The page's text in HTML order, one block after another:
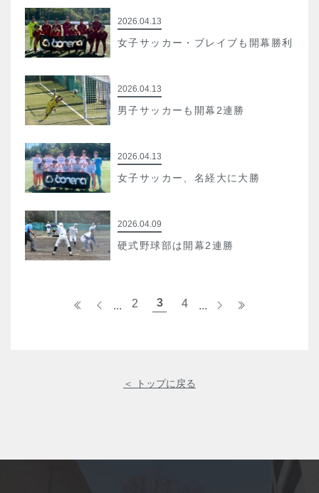
2026.04.13
女子サッカー・ブレイブも開幕勝利
2026.04.13
男子サッカーも開幕2連勝
2026.04.13
女子サッカー、名経大に大勝
2026.04.09
硬式野球部は開幕2連勝
« ... 2 3 4 ... >
＜ トップに戻る